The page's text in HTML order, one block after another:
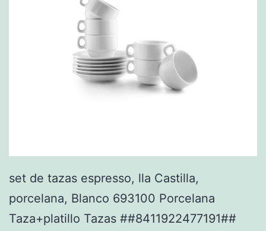
set de tazas espresso, lla Castilla,
porcelana, Blanco 693100 Porcelana
Taza+platillo Tazas ##8411922477191##